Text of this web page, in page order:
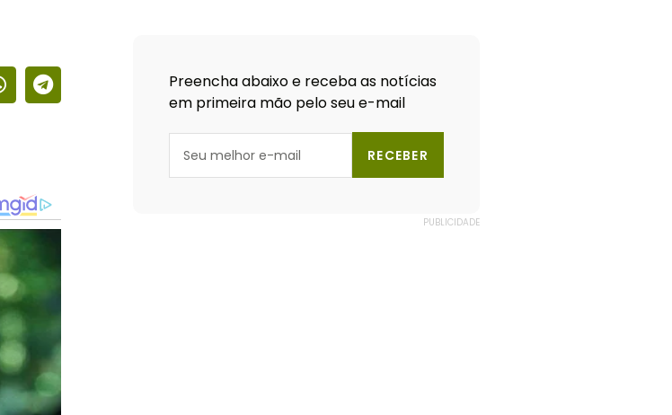
Preencha abaixo e receba as notícias
em primeira mão pelo seu e-mail
RECEBER
PUBLICIDADE